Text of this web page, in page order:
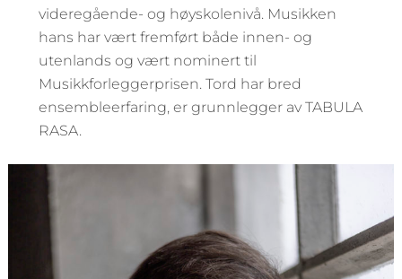
videregående- og høyskolenivå. Musikken
hans har vært fremført både innen- og
utenlands og vært nominert til
Musikkforleggerprisen. Tord har bred
ensembleerfaring, er grunnlegger av TABULA
RASA.